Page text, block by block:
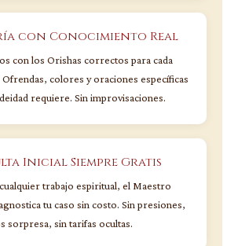
con Conocimiento Real
con los Orishas correctos para cada
Ofrendas, colores y oraciones específicas
requiere. Sin improvisaciones.
Inicial Siempre Gratis
trabajo espiritual, el Maestro
tu caso sin costo. Sin presiones,
sorpresa, sin tarifas ocultas.